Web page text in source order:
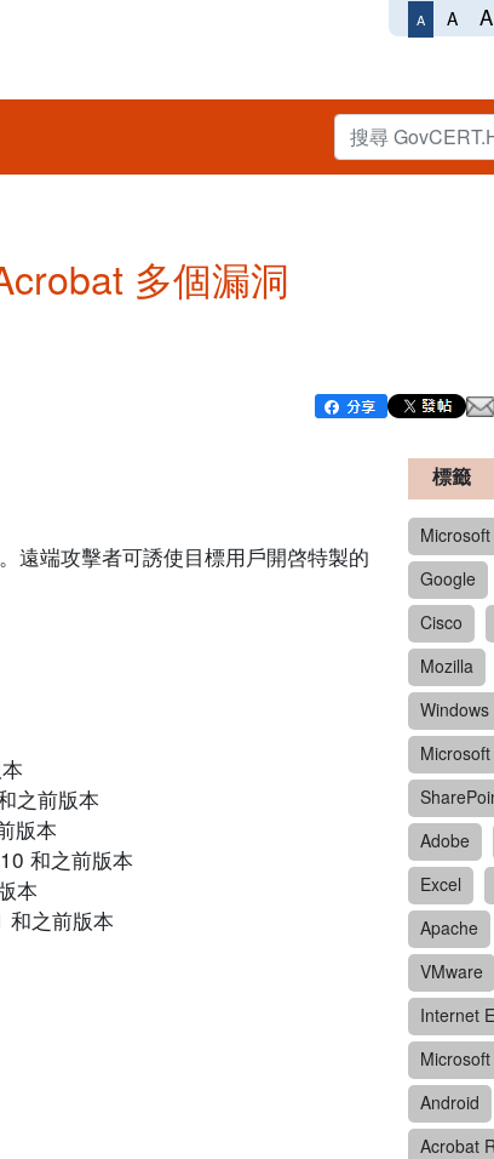
A A A
多個漏洞
端攻擊者可誘使目標用戶開啓特製的
之前版本
版本
和之前版本
本
之前版本
標籤
Microsoft
Google
Cisco
Mozilla
Adobe
Excel
Apache
VMware
Internet
Android
Acrobat